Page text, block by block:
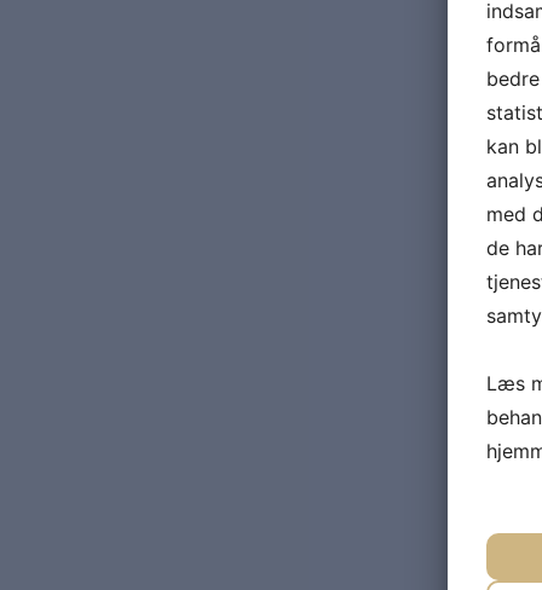
kan
med
de
Læs